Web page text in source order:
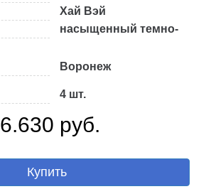
Хай Вэй
насыщенный темно-
Воронеж
4 шт.
6.630 руб.
Купить